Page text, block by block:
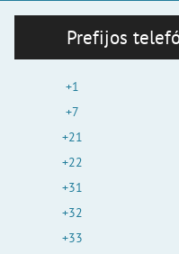
Prefijos
+1
+7
+21
+22
+31
+32
+33